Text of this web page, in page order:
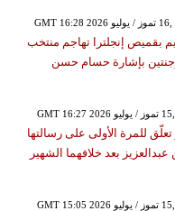
بقميص إنجلترا تهاجم منتخب
بإشارة حسام حسن
للمرة الأولى على رسالتها
عبدالعزيز بعد خلافهما الشهير